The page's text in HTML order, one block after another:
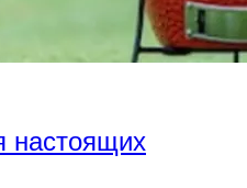
настоящих